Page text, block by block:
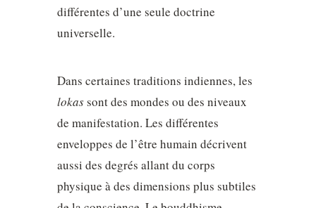
différentes d’une seule doctrine
universelle.
Dans certaines traditions indiennes, les
lokassont des mondes ou des niveaux
de manifestation. Les différentes
enveloppes de l’être humain décrivent
aussi des degrés allant du corps
physique à des dimensions plus subtiles